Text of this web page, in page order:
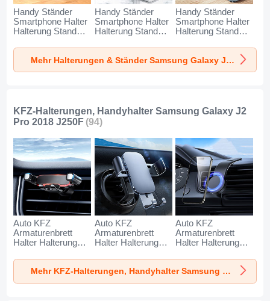
Handy Ständer
Smartphone Halter
Halterung Stand
Samsung Galaxy
J2 Pro 2018 J250F
Silber
Handy Ständer
Smartphone Halter
Halterung Stand
Samsung Galaxy
J2 Pro 2018 J250F
Weiß
Handy Ständer
Smartphone Halter
Halterung Stand
Samsung Galaxy
J2 Pro 2018 J250F
Schwarz
Mehr Halterungen & Ständer Samsung Galaxy J2 Pro 2018 J250F
KFZ-Halterungen, Handyhalter Samsung Galaxy J2
Pro 2018 J250F (94)
Auto KFZ
Armaturenbrett
Halter Halterung
AutoHalter
Halterungung
Handy BS6 für
Auto KFZ
Armaturenbrett
Halter Halterung
AutoHalter
Halterungung
Handy BS3 für
Auto KFZ
Armaturenbrett
Halter Halterung
AutoHalter
Halterungung
Magnet Handy BS1
Mehr KFZ-Halterungen, Handyhalter Samsung Galaxy J2 Pro 2018 J250F